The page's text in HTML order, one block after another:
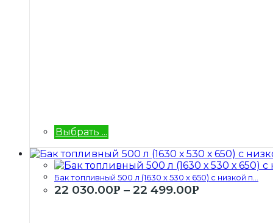
Выбрать ...
Бак топливный 500 л (1630 х 530 х 650) с низкой п...
22 030.00Р – 22 499.00Р